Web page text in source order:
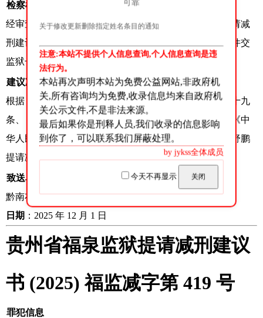
检察机关审查意见
经审查，我院认为，罪犯舒鹏符合提请减刑条件，但提请减
刑建议幅度不当，建议其减刑幅度从严掌握，同意将案件交
监狱长办公会审核。
建议减刑内容
根据《中华人民共和国刑法》第七十八条第一款、第七十九
条、《中华人民共和国刑事诉讼法》第二百七十三条、《中
华人民共和国监狱法》第二十九条之规定，建议对罪犯舒鹏
提请减去有期徒刑六个月。
致送单位
黔南布依族苗族自治州中级人民法院
日期 ：2025 年 12 月 1 日
贵州省福泉监狱提请减刑建议
书 (2025) 福监减字第 419 号
罪犯信息
可靠
关于修改更新删除指定姓名条目的通知
注意:本站不提供个人信息查询,个人信息查询是违
法行为。
本站再次声明本站为免费公益网站,非政府机
关,所有咨询均为免费,收录信息均来自政府机
关公示文件,不是非法来源。
最后如果你是刑释人员,我们收录的信息影响
到你了，可以联系我们屏蔽处理。
by jykss全体成员
今天不再显示 关闭